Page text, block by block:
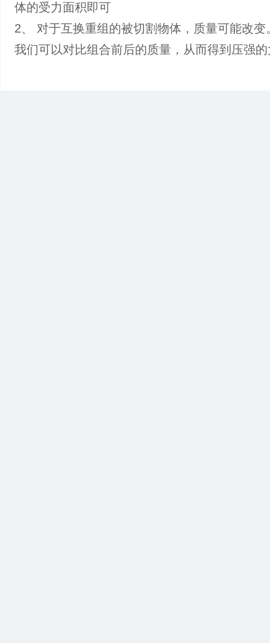
体的受力面积即可
2、 对于互换重组的被切割物体，质量可能改变
我们可以对比组合前后的质量，从而得到压强